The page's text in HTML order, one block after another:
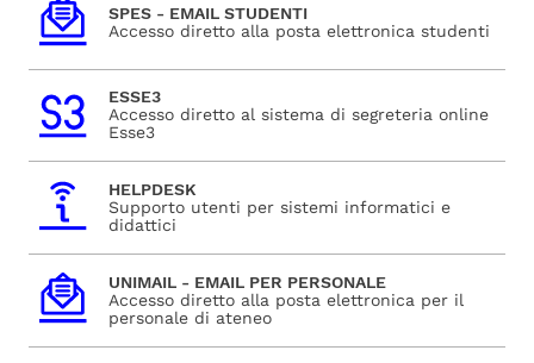
SPES - EMAIL STUDENTI
Accesso diretto alla posta elettronica studenti
ESSE3
Accesso diretto al sistema di segreteria online
Esse3
HELPDESK
Supporto utenti per sistemi informatici e
didattici
UNIMAIL - EMAIL PER PERSONALE
Accesso diretto alla posta elettronica per il
personale di ateneo